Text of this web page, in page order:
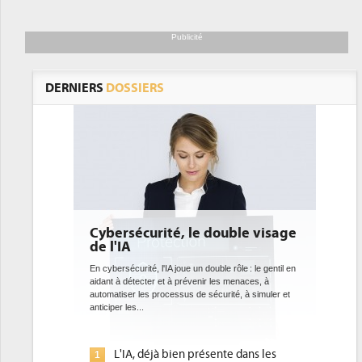
Publicité
DERNIERS DOSSIERS
visage
rôle : le gentil en
DEE: l'efficacité énergétique
bientôt une obligation pour les
datacenters
Des datacenters plus durables et plus efficaces, c'est
ce que recherchent les pouvoirs publics européens
avec la mise en oeuvre de la nouvelle Directive sur
1
Qu'est-ce que la DEE (directive